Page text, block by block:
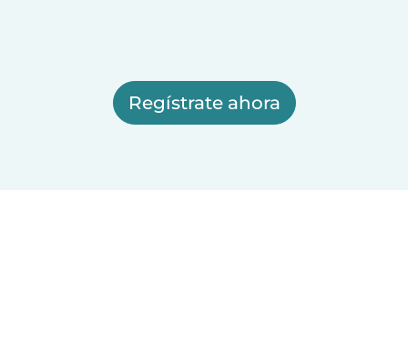
Regístrate ahora